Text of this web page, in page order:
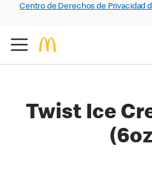
Centro de Derechos de Privacidad
Twist Ice